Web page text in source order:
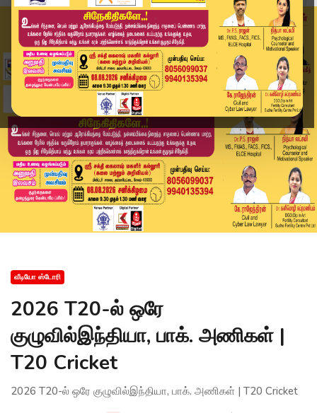
வீடியோ ஸ்டோரி
2026 T20-ல் ஒரே
குழுவில்இந்தியா, பாக். அணிகள் |
T20 Cricket
2026 T20-ல் ஒரே குழுவில்இந்தியா, பாக். அணிகள் | T20 Cricket